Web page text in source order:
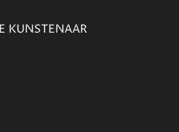
KUNSTENAAR